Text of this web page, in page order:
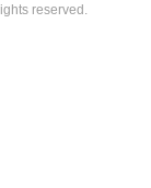
reserved.